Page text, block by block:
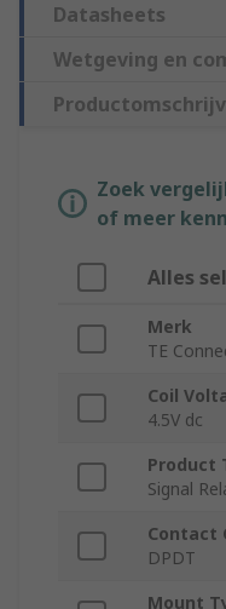
Datasheets
Wetgeving en
Zoek
of meer
Alles
Merk
TE
Coil
4.5V dc
Product
Signal
Contact
DPDT
Mount